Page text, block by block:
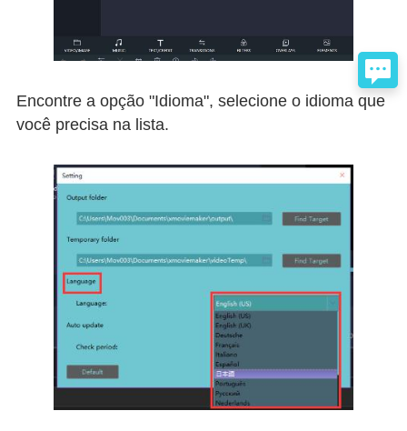
Encontre a opção "Idioma", selecione o idioma que
você precisa na lista.